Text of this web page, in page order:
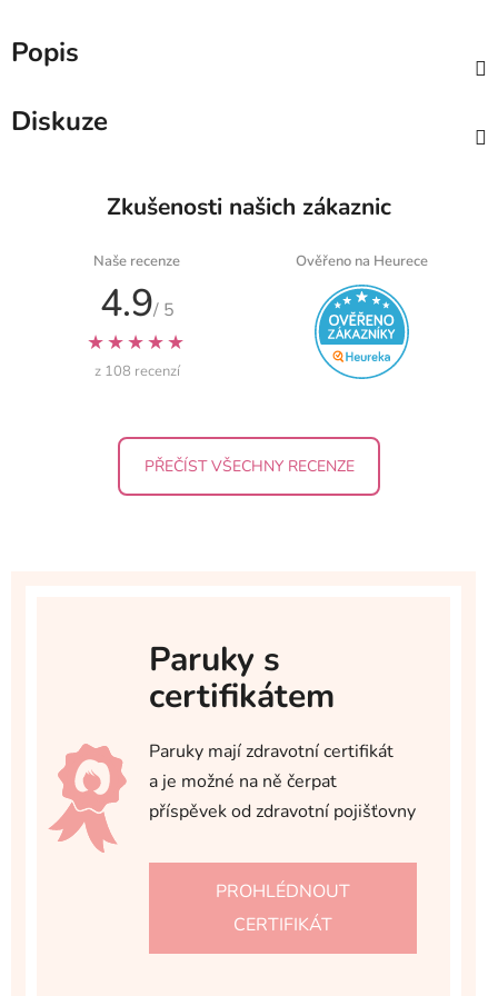
Popis
Diskuze
Zkušenosti našich zákaznic
Naše recenze
4.9/ 5
★★★★★
z 108 recenzí
Ověřeno na Heurece
PŘEČÍST VŠECHNY RECENZE
Paruky s
certifikátem
Paruky mají zdravotní certifikát
a je možné na ně čerpat
příspěvek od zdravotní pojišťovny
PROHLÉDNOUT
CERTIFIKÁT